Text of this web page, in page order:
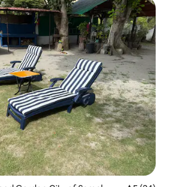
s oznakom „Odabrali gosti”